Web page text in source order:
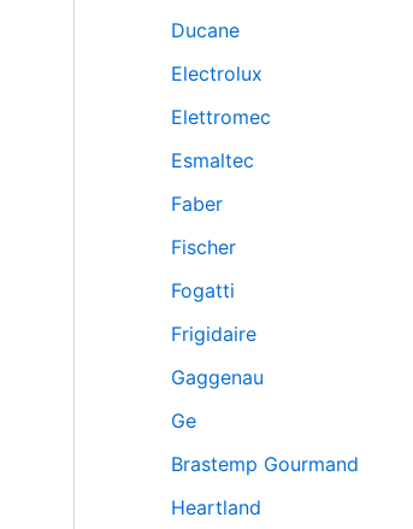
Ducane
Electrolux
Elettromec
Esmaltec
Faber
Fischer
Fogatti
Frigidaire
Gaggenau
Ge
Brastemp Gourmand
Heartland